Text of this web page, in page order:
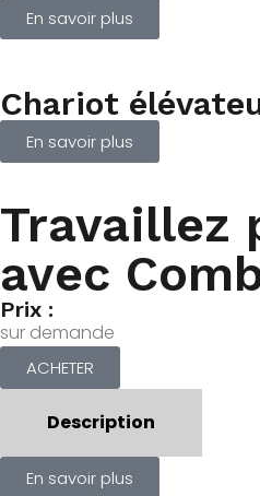
En savoir plus
Chariot
En savoir plus
Travaillez
avec
Prix :
sur demande
ACHETER
Description
En savoir plus